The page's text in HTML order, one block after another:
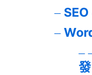
發